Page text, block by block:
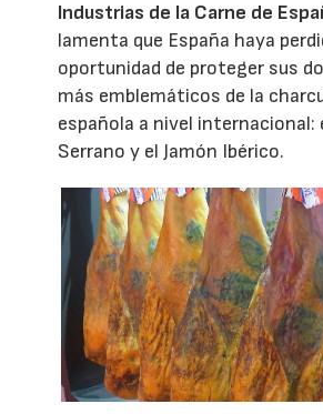
Industrias de la Carne de
lamenta que España haya
oportunidad de proteger sus
más emblemáticos de la
española a nivel internacional:
Serrano y el Jamón Ibérico.